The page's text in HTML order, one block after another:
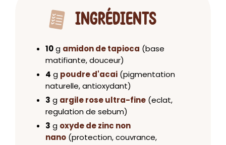
INGRÉDIENTS
10g amidon de tapioca (base
matifiante, douceur)
4 g poudre d'acai (pigmentation
naturelle, antioxydant)
3 g argile rose ultra-fine (eclat,
regulation de sebum)
3 g oxyde de zinc non
nano (protection, couvrance,